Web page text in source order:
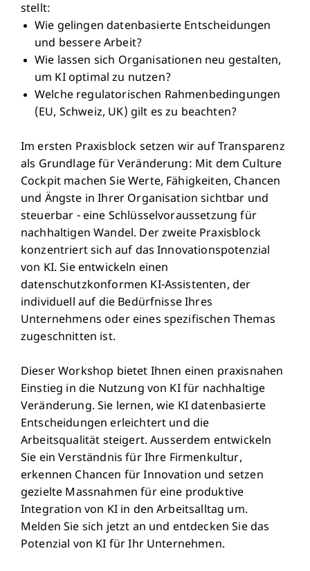
stellt:
Wie gelingen datenbasierte Entscheidungen
und bessere Arbeit?
Wie lassen sich Organisationen neu gestalten,
um KI optimal zu nutzen?
Welche regulatorischen Rahmenbedingungen
(EU, Schweiz, UK) gilt es zu beachten?
Im ersten Praxisblock setzen wir auf Transparenz
als Grundlage für Veränderung: Mit dem Culture
Cockpit machen Sie Werte, Fähigkeiten, Chancen
und Ängste in Ihrer Organisation sichtbar und
steuerbar - eine Schlüsselvoraussetzung für
nachhaltigen Wandel. Der zweite Praxisblock
konzentriert sich auf das Innovationspotenzial
von KI. Sie entwickeln einen
datenschutzkonformen KI-Assistenten, der
individuell auf die Bedürfnisse Ihres
Unternehmens oder eines spezifischen Themas
zugeschnitten ist.
Dieser Workshop bietet Ihnen einen praxisnahen
Einstieg in die Nutzung von KI für nachhaltige
Veränderung. Sie lernen, wie KI datenbasierte
Entscheidungen erleichtert und die
Arbeitsqualität steigert. Ausserdem entwickeln
Sie ein Verständnis für Ihre Firmenkultur,
erkennen Chancen für Innovation und setzen
gezielte Massnahmen für eine produktive
Integration von KI in den Arbeitsalltag um.
Melden Sie sich jetzt an und entdecken Sie das
Potenzial von KI für Ihr Unternehmen.